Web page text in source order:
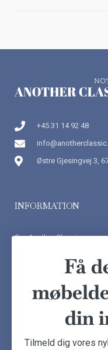
+45 31 14 92 48
Østre Gjesingvej 3,
INFORMATION
Om Another Classic
Handelsbetingelser
Få
din
Tilmeld dig vores